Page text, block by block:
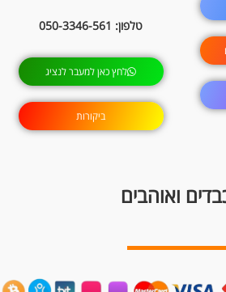
טלפון: 050-3346-561
לחץ כאן למעבר לנציג
ביקורות
ואוהבים